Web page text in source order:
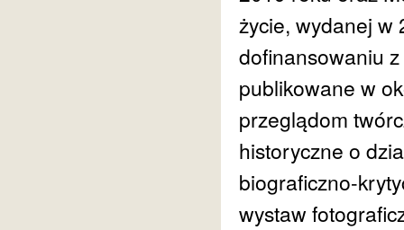
życie, wydanej w
dofinansowaniu
publikowane w
przeglądom
historyczne o
biograficzno-
wystaw